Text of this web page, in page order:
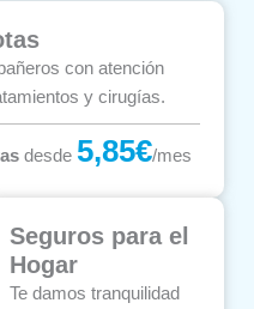
con atención
y cirugías.
desde 5,85€/mes
Seguros para el
Hogar
Te damos tranquilidad